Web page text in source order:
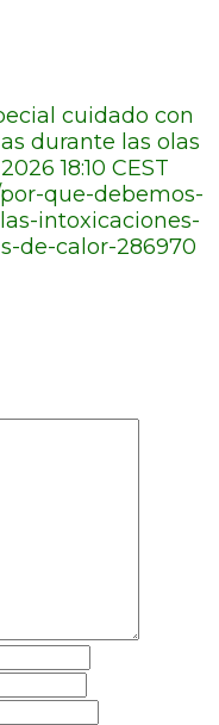
cuidado con
durante las olas
18:10 CEST
que-debemos-
intoxicaciones-
de-calor-286970